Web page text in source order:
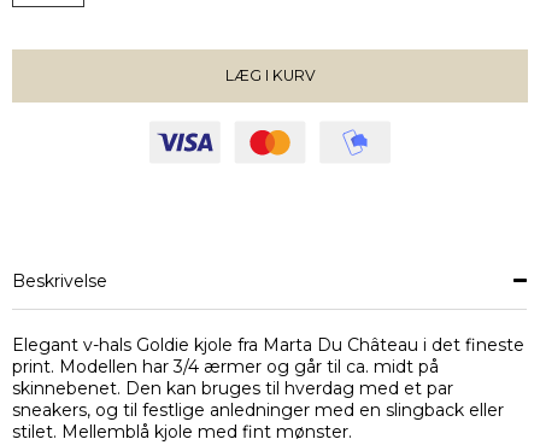
LÆG I KURV
VÆLG STØRRELSE
Beskrivelse
Elegant v-hals Goldie kjole fra Marta Du Château i det fineste
print. Modellen har 3/4 ærmer og går til ca. midt på
skinnebenet. Den kan bruges til hverdag med et par
sneakers, og til festlige anledninger med en slingback eller
stilet. Mellemblå kjole med fint mønster.